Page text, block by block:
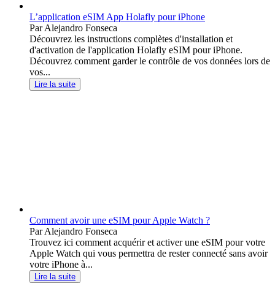
L’application eSIM App Holafly pour iPhone
Par Alejandro Fonseca
Découvrez les instructions complètes d'installation et
d'activation de l'application Holafly eSIM pour iPhone.
Découvrez comment garder le contrôle de vos données lors de
vos...
Lire la suite
Comment avoir une eSIM pour Apple Watch ?
Par Alejandro Fonseca
Trouvez ici comment acquérir et activer une eSIM pour votre
Apple Watch qui vous permettra de rester connecté sans avoir
votre iPhone à...
Lire la suite